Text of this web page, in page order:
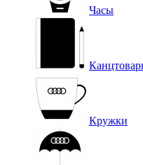
Часы
Кружки